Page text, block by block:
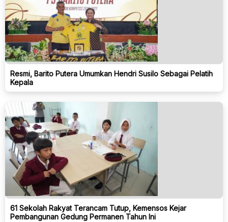
Resmi, Barito Putera Umumkan Hendri Susilo Sebagai Pelatih
Kepala
61 Sekolah Rakyat Terancam Tutup, Kemensos Kejar
Pembangunan Gedung Permanen Tahun Ini